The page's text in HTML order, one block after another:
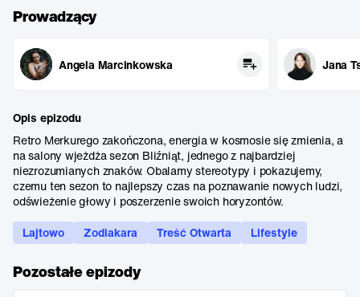
Prowadzący
Angela Marcinkowska Jana
Opis epizodu
Retro Merkurego zakończona, energia w kosmosie się zmienia, a
na salony wjeżdża sezon Bliźniąt, jednego z najbardziej
niezrozumianych znaków. Obalamy stereotypy i pokazujemy,
czemu ten sezon to najlepszy czas na poznawanie nowych ludzi,
odświeżenie głowy i poszerzenie swoich horyzontów.
Lajtowo
Zodiakara Treść Otwarta Lifestyle
Pozostałe epizody